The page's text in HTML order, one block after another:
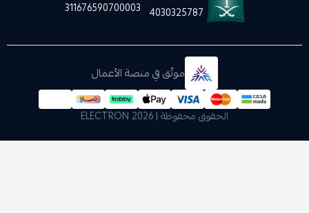
4030325787
311676590700003
موثّق في منصة الأعمال
الحقوق محفوظة | 2026 ELECTRON